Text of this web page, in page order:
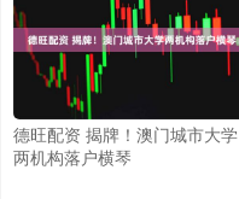
德旺配资 揭牌！澳门城市大学
两机构落户横琴